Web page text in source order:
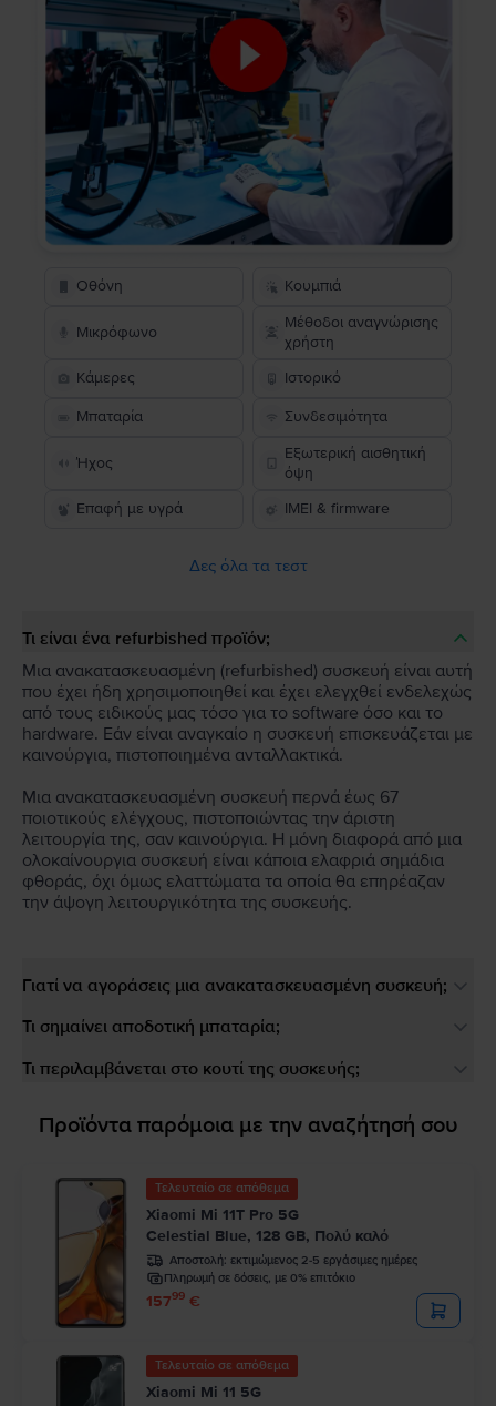
Οθόνη Κουμπιά
Μικρόφωνο
Μέθοδοι αναγνώρισης
χρήστη
Κάμερες
Ιστορικό
Μπαταρία Συνδεσιμότητα
Ήχος
Εξωτερική αισθητική
όψη
Επαφή με υγρά
IMEI & firmware
Δες όλα τα τεστ
Τι είναι ένα refurbished προϊόν;
Μια ανακατασκευασμένη (refurbished) συσκευή είναι αυτή
που έχει ήδη χρησιμοποιηθεί και έχει ελεγχθεί ενδελεχώς
από τους ειδικούς μας τόσο για το software όσο και το
hardware. Εάν είναι αναγκαίο η συσκευή επισκευάζεται με
καινούργια, πιστοποιημένα ανταλλακτικά.
Μια ανακατασκευασμένη συσκευή περνά έως 67
ποιοτικούς ελέγχους, πιστοποιώντας την άριστη
λειτουργία της, σαν καινούργια. Η μόνη διαφορά από μια
ολοκαίνουργια συσκευή είναι κάποια ελαφριά σημάδια
φθοράς, όχι όμως ελαττώματα τα οποία θα επηρέαζαν
την άψογη λειτουργικότητα της συσκευής.
Γιατί να αγοράσεις μια ανακατασκευασμένη συσκευή;
Τι σημαίνει αποδοτική μπαταρία;
Τι περιλαμβάνεται στο κουτί της συσκευής;
Προϊόντα παρόμοια με την αναζήτησή σου
Τελευταίο σε απόθεμα
Xiaomi Mi 11T Pro 5G
Celestial Blue, 128 GB, Πολύ καλό
Αποστολή: εκτιμώμενος 2-5 εργάσιμες ημέρες
Πληρωμή σε δόσεις, με 0% επιτόκιο
15799 €
Τελευταίο σε απόθεμα
Xiaomi Mi 11 5G